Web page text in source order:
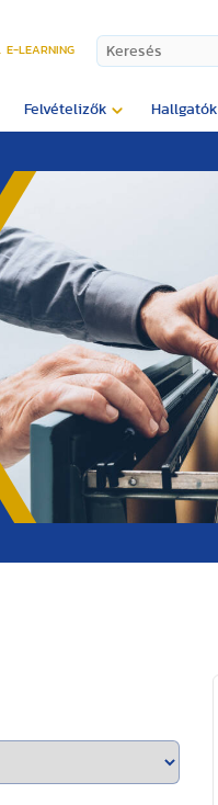
E-LEARNING
Felvételizők Hallgatók